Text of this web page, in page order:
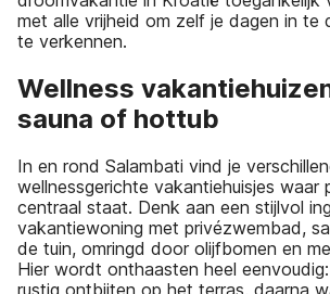
met alle vrijheid om zelf je dagen in te
te verkennen.
Wellness
sauna of hottub
In en rond Salambati vind je
wellnessgerichte vakantiehuisjes waar
centraal staat. Denk aan een stijlvol
vakantiewoning met privézwembad,
de tuin, omringd door olijfbomen en
Hier wordt onthaasten heel
rustig ontbijten op het terras, daarna